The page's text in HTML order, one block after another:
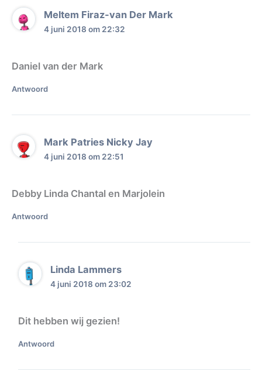
Meltem Firaz-van Der Mark
4 juni 2018 om 22:32
Daniel van der Mark
Antwoord
Mark Patries Nicky Jay
4 juni 2018 om 22:51
Debby Linda Chantal en Marjolein
Antwoord
Linda Lammers
4 juni 2018 om 23:02
Dit hebben wij gezien!
Antwoord